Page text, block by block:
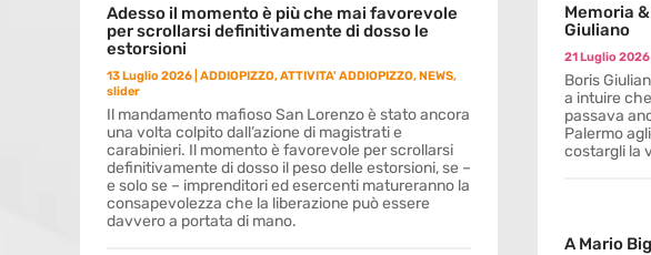
Adesso il momento è più che mai favorevole
per scrollarsi definitivamente di dosso le
estorsioni
13 Luglio 2026 ADDIOPIZZO,ATTIVITA' ADDIOPIZZO,NEWS,
slider
Il mandamento mafioso San Lorenzo è stato ancora
una volta colpito dall’azione di magistrati e
carabinieri. Il momento è favorevole per scrollarsi
definitivamente di dosso il peso delle estorsioni, se –
e solo se – imprenditori ed esercenti matureranno la
consapevolezza che la liberazione può essere
davvero a portata di mano.
Memoria
Giuliano
21 Luglio 2026|
Boris
a intuire
passava
Palermo
costargli la
A Mario